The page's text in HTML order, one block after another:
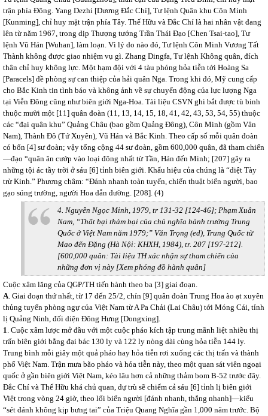
trận phía Đông. Yang Dezhi [Dương Đắc Chí], Tư lệnh Quân khu Côn Minh
[Kunming], chỉ huy mặt trận phía Tây. Thế Hữu và Đắc Chí là hai nhân vật đang
lên từ năm 1967, trong dịp Thượng tướng Trần Thái Đạo [Chen Tsai-tao], Tư
lệnh Vũ Hán [Wuhan], làm loạn. Vì lý do nào đó, Tư lệnh Côn Minh Vương Tất
Thành không được giao nhiệm vụ gì. Zhang Dingfa, Tư lệnh Không quân, đích
thân chỉ huy không lực. Một hạm đội với 4 tàu phóng hỏa tiễn tới Hoàng Sa
[Paracels] đề phòng sự can thiệp của hải quân Nga. Trong khi đó, Mỹ cung cấp
cho Bắc Kinh tin tình báo và không ảnh về sự chuyển động của lực lượng Nga
tại Viễn Đông cũng như biên giới Nga-Hoa. Tài liệu CSVN ghi bắt được tù binh
thuộc mười một [11] quân đoàn (11, 13, 14, 15, 18, 41, 42, 43, 53, 54, 55) thuộc
các “đại quân khu” Quảng Châu (bao gồm Quảng Đông), Côn Minh (gồm Vân
Nam), Thành Đô (Tứ Xuyên), Vũ Hán và Bắc Kinh. Theo cấp số mỗi quân đoàn
có bốn [4] sư đoàn; vậy tổng cộng 44 sư đoàn, gồm 600,000 quân, đã tham chiến
—đạo “quân ăn cướp vào loại đông nhất từ Tần, Hán đến Minh; [207] gây ra
những tội ác tầy trời ở sáu [6] tỉnh biên giới. Khẩu hiệu của chúng là “diệt Tày
trừ Kinh.” Phương châm: “Đánh nhanh toàn tuyến, chiến thuật biển người, bao
gạo súng trường, người Hoa dẫn đường. [208]. (4)
4. Nguyễn Ngọc Minh, 1979, tr 131-32 [124-46]; Phạm Xuân
Nam, “Thất bại thảm bại của chủ nghĩa bành trướng Trung
Quốc ở Việt Nam năm 1979;” Văn Trọng (ed), Trung Quốc từ
Mao đến Đặng (Hà Nội: KHXH, 1984), tr. 207 [197-212].
[600,000 quân: Tài liệu TH xác nhận sự tham chiến của
những đơn vị này [Xem phóng đồ hành quân]
Cuộc xâm lăng của QGP/TH tiến hành theo ba [3] giai đoạn.
A. Giai đoạn thứ nhất, từ 17 đến 25/2, chín [9] quân đoàn Trung Hoa ào ạt xuyên
thủng tuyến phòng ngự của Việt Nam từ A Pa Chải (Lai Châu) tới Móng Cái, tỉnh
lị Quảng Ninh, đối diện Đông Hưng [Dongxing].
1. Cuộc xâm lược mở đầu với một cuộc pháo kích tập trung mãnh liệt nhiều thị
trấn biên giới bằng đại bác 130 ly và 122 ly nòng dài cùng hỏa tiễn 144 ly.
Trung bình mỗi giây một quả pháo hay hỏa tiễn rơi xuống các thị trấn và thành
phố Việt Nam. Trận mưa bão pháo và hỏa tiễn này, theo một quan sát viên ngoại
quốc ở gần biên giới Việt Nam, kéo lâu hơn cả những thảm bom B-52 trước đây.
Đắc Chí và Thế Hữu khá chủ quan, dự trù sẽ chiếm cả sáu [6] tỉnh lị biên giới
Việt trong vòng 24 giờ, theo lối biển người [đánh nhanh, thắng nhanh]—kiểu
“sét đánh không kịp bưng tai” của Triệu Quang Nghĩa gần 1,000 năm trước. Bộ